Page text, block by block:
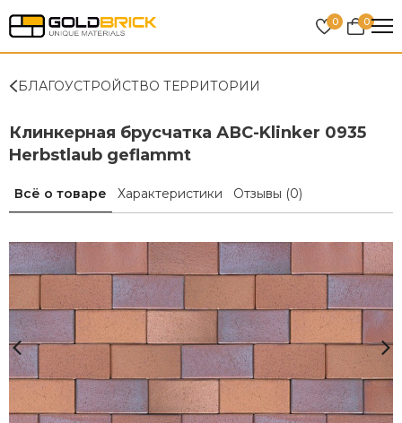
0 0
БЛАГОУСТРОЙСТВО ТЕРРИТОРИИ
Клинкерная брусчатка АВС-Klinker 0935
Herbstlaub geflammt
Всё о товаре Характеристики Отзывы (0)